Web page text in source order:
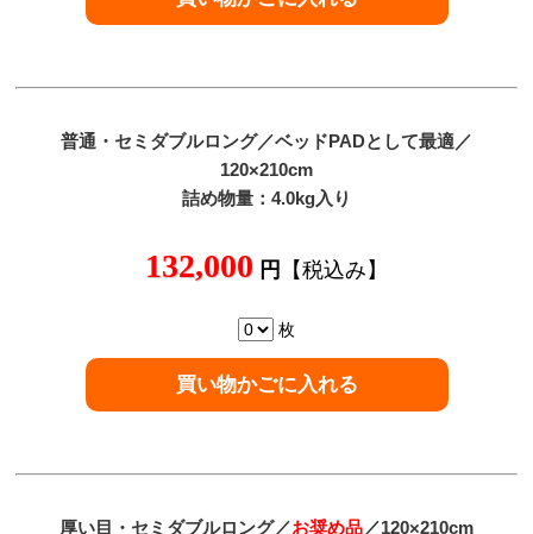
普通 ・セミダブルロング／ベッドPADとして最適／
120×210cm
詰め物量：4.0kg入り
132,000 円 【税込み】
枚
厚い目 ・セミダブルロング／お奨め品／120×210cm